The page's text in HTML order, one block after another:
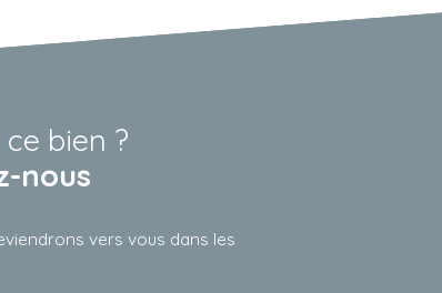
bien ?
nous
vers vous dans les